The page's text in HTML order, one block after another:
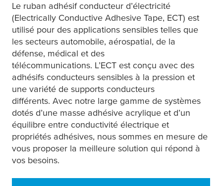
Le ruban adhésif conducteur d’électricité
(Electrically Conductive Adhesive Tape, ECT) est
utilisé pour des applications sensibles telles que
les secteurs automobile, aérospatial, de la
défense, médical et des
télécommunications. L’ECT est conçu avec des
adhésifs conducteurs sensibles à la pression et
une variété de supports conducteurs
différents. Avec notre large gamme de systèmes
dotés d’une masse adhésive acrylique et d’un
équilibre entre conductivité électrique et
propriétés adhésives, nous sommes en mesure de
vous proposer la meilleure solution qui répond à
vos besoins.